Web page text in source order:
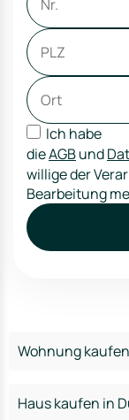
Ich habe
dieAGBund
willige der
Bearbeitung
Wohnung
Haus kaufen in